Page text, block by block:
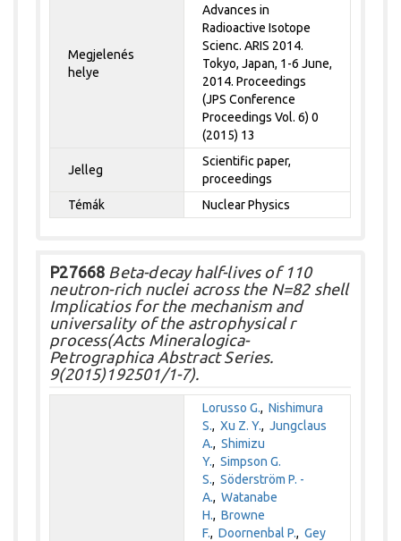
Megjelenés
helye
Advances in
Radioactive Isotope
Scienc. ARIS 2014.
Tokyo, Japan, 1-6 June,
2014. Proceedings
(JPS Conference
Proceedings Vol. 6) 0
(2015) 13
Jelleg
Scientific paper,
proceedings
Témák
Nuclear Physics
P27668 Beta-decay half-lives of 110
neutron-rich nuclei across the N=82 shell
Implicatios for the mechanism and
universality of the astrophysical r
process(Acts Mineralogica-
Petrographica Abstract Series.
9(2015)192501/1-7).
Lorusso G.,Nishimura
S.,Xu Z. Y.,Jungclaus
A.,Shimizu
Y.,Simpson G.
S.,Söderström P. -
A.,Watanabe
H.,Browne
F.,Doornenbal P.,Gey